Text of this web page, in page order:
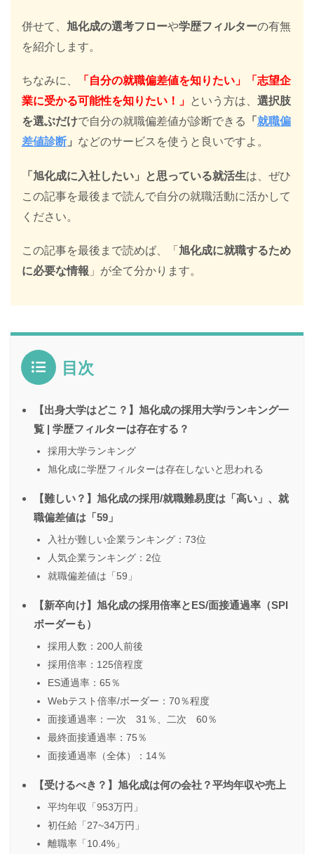
併せて、 旭化成の選考フローや学歴フィルターの有無
を紹介します。
ちなみに、
「自分の就職偏差値を知りたい」「志望企
業に受かる可能性を知りたい！」 という方は、 選択肢
を選ぶだけで自分の就職偏差値が診断できる 「 就職偏
差値診断 」 などのサービスを使うと良いですよ。
「旭化成に入社したい」と思っている就活生は、ぜひ
この記事を最後まで読んで自分の就職活動に活かして
ください。
この記事を最後まで読めば、「 旭化成に就職するため
に必要な情報 」が全て分かります。
目次
【出身大学はどこ？】旭化成の採用大学/ランキング一
覧 | 学歴フィルターは存在する？
採用大学ランキング
旭化成に学歴フィルターは存在しないと思われる
【難しい？】旭化成の採用/就職難易度は「高い」、就
職偏差値は「59」
入社が難しい企業ランキング：73位
人気企業ランキング：2位
就職偏差値は「59」
【新卒向け】旭化成の採用倍率とES/面接通過率（SPI
ボーダーも）
採用人数：200人前後
採用倍率：125倍程度
ES通過率：65％
Webテスト倍率/ボーダー：70％程度
面接通過率：一次 31％、二次 60％
最終面接通過率：75％
面接通過率（全体）：14％
【受けるべき？】旭化成は何の会社？平均年収や売上
平均年収「953万円」
初任給「27~34万円」
離職率「10.4%」